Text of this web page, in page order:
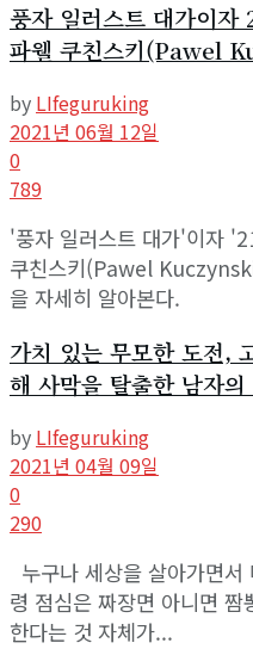
풍자 일러스트 대가이자
파웰 쿠친스키(Pawel
by LIfeguruking
2021년 06월 12일
0
789
'풍자 일러스트 대가'이자
쿠친스키(Pawel
을 자세히 알아본다.
가치 있는 무모한 도전,
해 사막을 탈출한 남자의
by LIfeguruking
2021년 04월 09일
0
290
누구나 세상을 살아가면
령 점심은 짜장면 아니면
한다는 것 자체가...